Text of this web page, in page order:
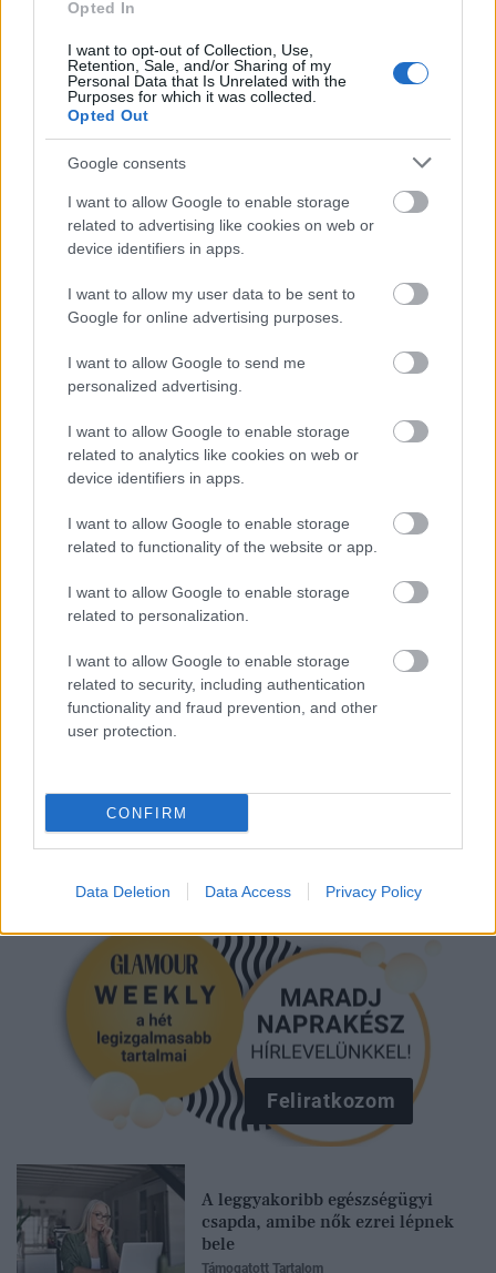
Opted In
I want to opt-out of Collection, Use,
Retention, Sale, and/or Sharing of my
Personal Data that Is Unrelated with the
Purposes for which it was collected.
Opted Out
Google consents
I want to allow Google to enable storage
related to advertising like cookies on web or
device identifiers in apps.
I want to allow my user data to be sent to
Google for online advertising purposes.
I want to allow Google to send me
personalized advertising.
I want to allow Google to enable storage
related to analytics like cookies on web or
device identifiers in apps.
I want to allow Google to enable storage
related to functionality of the website or app.
I want to allow Google to enable storage
related to personalization.
I want to allow Google to enable storage
related to security, including authentication
functionality and fraud prevention, and other
user protection.
CONFIRM
Data Deletion Data Access Privacy Policy
Megosztás
Messengeren
keresőben könnyebben megtaláld a
glamour.hu cikkeit
GLAMOUR
Feliratkozom
A leggyakoribb egészségügyi
csapda, amibe nők ezrei lépnek
bele
Támogatott Tartalom